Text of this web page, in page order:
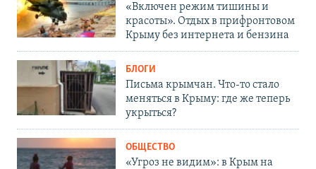
«Включен режим тишины и
красоты». Отдых в прифронтовом
Крыму без интернета и бензина
БЛОГИ
Письма крымчан. Что-то стало
меняться в Крыму: где же теперь
укрыться?
ОБЩЕСТВО
«Угроз не видим»: в Крым на